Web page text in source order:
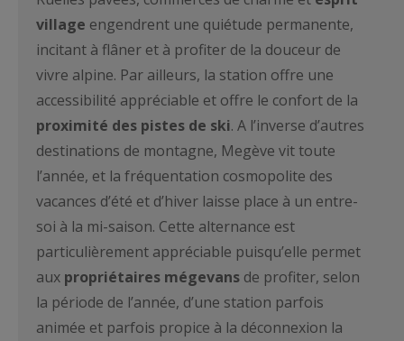
village engendrent une quiétude permanente,
incitant à flâner et à profiter de la douceur de
vivre alpine. Par ailleurs, la station offre une
accessibilité appréciable et offre le confort de la
proximité des pistes de ski. A l’inverse d’autres
destinations de montagne, Megève vit toute
l’année, et la fréquentation cosmopolite des
vacances d’été et d’hiver laisse place à un entre-
soi à la mi-saison. Cette alternance est
particulièrement appréciable puisqu’elle permet
aux propriétaires mégevans de profiter, selon
la période de l’année, d’une station parfois
animée et parfois propice à la déconnexion la